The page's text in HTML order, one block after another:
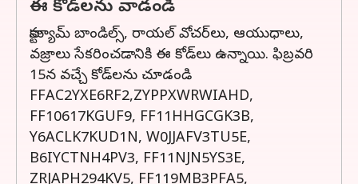
ఈ కోడ్‌లను వాడండి
కాస్ట్యూమ్ బాండిల్స్, రాయల్ వోచర్‌లు, ఆయుధాలు,
వజ్రాలు సేకరించడానికి ఈ కోడ్‌లు ఉన్నాయి. ఫిబ్రవరి
15న వచ్చే కోడ్‌లను చూడండి
FFAC2YXE6RF2,ZYPPXWRWIAHD,
FF10617KGUF9, FF11HHGCGK3B,
Y6ACLK7KUD1N, W0JJAFV3TU5E,
B6IYCTNH4PV3, FF11NJN5YS3E,